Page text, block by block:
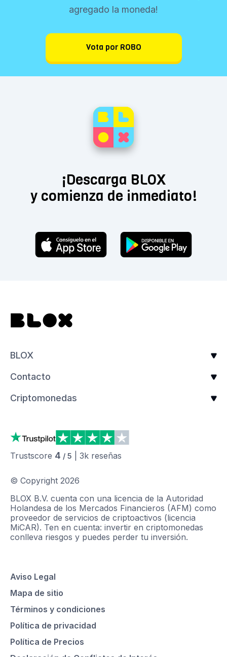
agregado la moneda!
Vota por ROBO
¡Descarga BLOX
y comienza de inmediato!
BLOX
Contacto
Criptomonedas
Trustscore 4 / 5 3k reseñas
© Copyright 2026
BLOX B.V. cuenta con una licencia de la Autoridad
Holandesa de los Mercados Financieros (AFM) como
proveedor de servicios de criptoactivos (licencia
MiCAR). Ten en cuenta: invertir en criptomonedas
conlleva riesgos y puedes perder tu inversión.
Aviso Legal
Mapa de sitio
Términos y condiciones
Política de privacidad
Política de Precios